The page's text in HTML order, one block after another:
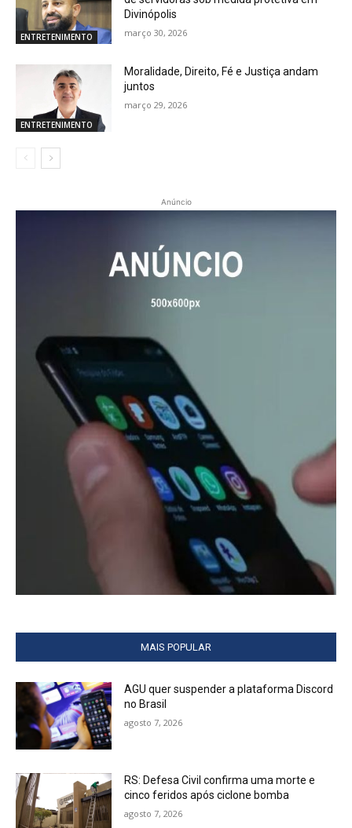
ENTRETENIMENTO
Divinópolis
março 30, 2026
ENTRETENIMENTO
Moralidade, Direito, Fé e Justiça andam
juntos
março 29, 2026
Anúncio
MAIS POPULAR
AGU quer suspender a plataforma Discord
no Brasil
agosto 7, 2026
RS: Defesa Civil confirma uma morte e
cinco feridos após ciclone bomba
agosto 7, 2026